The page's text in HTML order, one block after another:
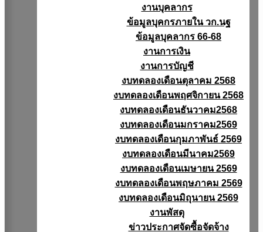
งานบุคลากร
ข้อมูลบุคกรภายใน วก.นฐ
ข้อมูลบุคลากร 66-68
งานการเงิน
งานการบัญชี
งบทดลองเดือนตุลาคม 2568
งบทดลองเดือนพฤศจิกายน 2568
งบทดลองเดือนธันวาคม2568
งบทดลองเดือนมกราคม2569
งบทดลองเดือนกุมภาพันธ์ 2569
งบทดลองเดือนมีนาคม2569
งบทดลองเดือนเมษายน 2569
งบทดลองเดือนพฤษภาคม 2569
งบทดลองเดือนมิถุนายน 2569
งานพัสดุ
ข่าวประกาศจัดซื้อจัดจ้าง